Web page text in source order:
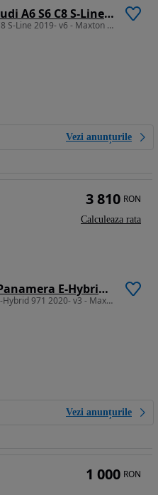
Prelungire lip bara fata Audi A6 S6 C8 S-Line 2019- v6 - Maxton Design
Prelungire lip bara fata Audi A6 S6 C8 S-Line 2019- v6 - Maxton Design
Vezi anunțurile
Body kit tuning Porsche Panamera E-Hybrid 971 2020- v3 - Maxton Design
Body kit tuning Porsche Panamera E-Hybrid 971 2020- v3 - Maxton Design
Vezi anunțurile
3 810 RON
Calculeaza rata
1 000 RON